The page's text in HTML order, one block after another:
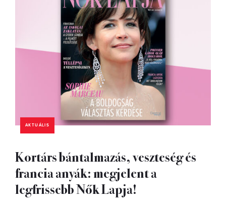
AKTUÁLIS
Kortárs bántalmazás, veszteség és
francia anyák: megjelent a
legfrissebb Nők Lapja!